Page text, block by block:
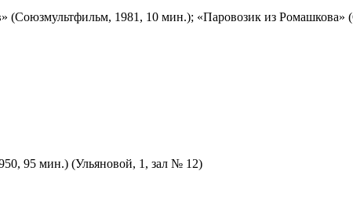
1981, 10 мин.); «Паровозик из Ромашкова»
95 мин.) (Ульяновой, 1, зал № 12)